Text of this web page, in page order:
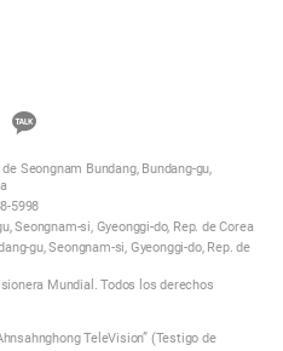
카
오
톡
공
하
Seongnam Bundang, Bundang-gu,
5998
Seongnam-si, Gyeonggi-do, Rep. de Corea
gu, Seongnam-si, Gyeonggi-do, Rep. de
Mundial. Todos los derechos
TeleVision” (Testigo de